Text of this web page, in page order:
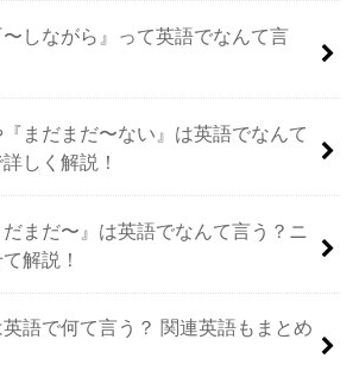
〜しながら』って英語でなんて言
『まだまだ〜ない』は英語でなんて
しく解説！
だまだ〜』は英語でなんて言う？ニ
解説！
英語で何て言う？ 関連英語もまとめ